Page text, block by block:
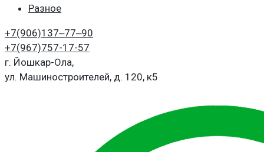
Разное
+7(906)137‒77‒90
+7(967)757-17-57
г. Йошкар-Ола,
ул. Машиностроителей, д. 120, к5